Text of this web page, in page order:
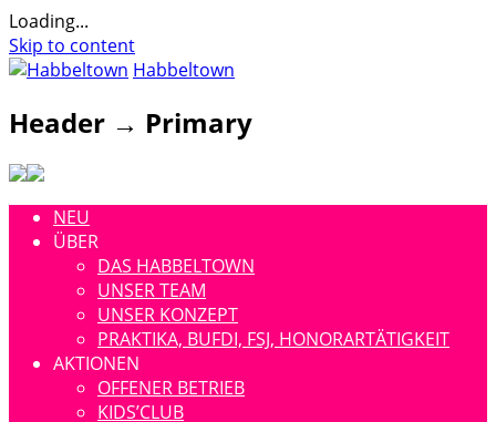
Loading...
Skip to content
Habbeltown
Header → Primary
NEU
ÜBER
DAS HABBELTOWN
UNSER TEAM
UNSER KONZEPT
PRAKTIKA, BUFDI, FSJ, HONORARTÄTIGKEIT
AKTIONEN
OFFENER BETRIEB
KIDS’CLUB